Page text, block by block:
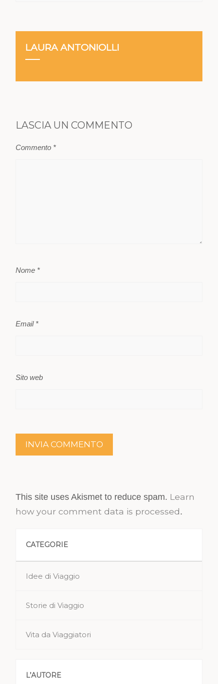
LAURA ANTONIOLLI
LASCIA UN COMMENTO
Commento *
Nome *
Email *
Sito web
This site uses Akismet to reduce spam. Learn
how your comment data is processed.
CATEGORIE
Idee di Viaggio
Storie di Viaggio
Vita da Viaggiatori
L’AUTORE